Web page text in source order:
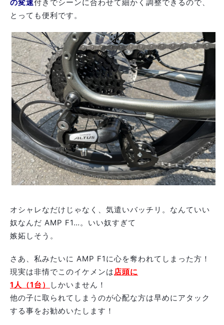
の変速付きでシーンに合わせて細かく調整できるので、
とっても便利です。
オシャレなだけじゃなく、気遣いバッチリ。なんていい
奴なんだ AMP F1…。いい奴すぎて
嫉妬しそう。
さあ、私みたいに AMP F1に心を奪われてしまった方！
現実は非情でこのイケメンは店頭に
1人（1台）
しかいません！
他の子に取られてしまうのが心配な方は早めにアタック
する事をお勧めいたします！